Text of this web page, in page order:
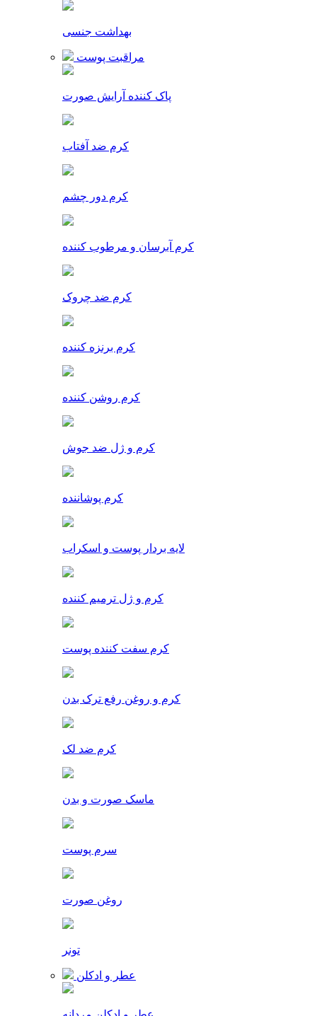
بهداشت جنسی
مراقبت پوست
پاک کننده آرایش صورت
کرم ضد آفتاب
کرم دور چشم
کرم آبرسان و مرطوب کننده
کرم ضد چروک
کرم برنزه کننده
کرم روشن کننده
کرم و ژل ضد جوش
کرم پوشاننده
لایه بردار پوست و اسکراب
کرم و ژل ترمیم کننده
کرم سفت کننده پوست
کرم و روغن رفع ترک بدن
کرم ضد لک
ماسک صورت و بدن
سرم پوست
روغن صورت
تونر
عطر و ادکلن